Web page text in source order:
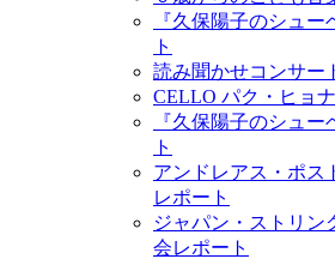
『久保陽子のシュ
ト
読み聞かせコンサー
CELLO パク・ヒョ
『久保陽子のシュ
ト
アンドレアス・ポス
レポート
ジャパン・ストリン
会レポート